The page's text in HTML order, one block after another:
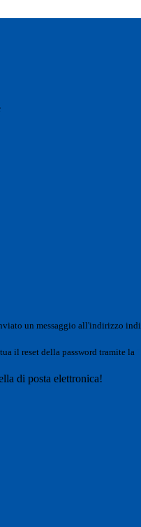
un messaggio all'indirizzo
il reset della password tramite la
di posta elettronica!